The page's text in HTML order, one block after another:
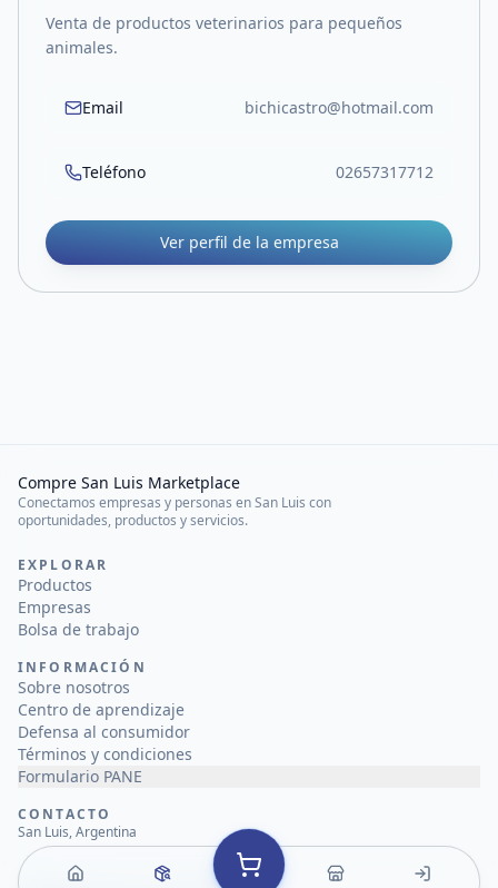
Venta de productos veterinarios para pequeños
animales.
Email bichicastro@hotmail.com
Teléfono 02657317712
Ver perfil de la empresa
Compre San Luis Marketplace
Conectamos empresas y personas en San Luis con
oportunidades, productos y servicios.
EXPLORAR
Productos
Empresas
Bolsa de trabajo
INFORMACIÓN
Sobre nosotros
Centro de aprendizaje
Defensa al consumidor
Términos y condiciones
Formulario PANE
CONTACTO
San Luis, Argentina